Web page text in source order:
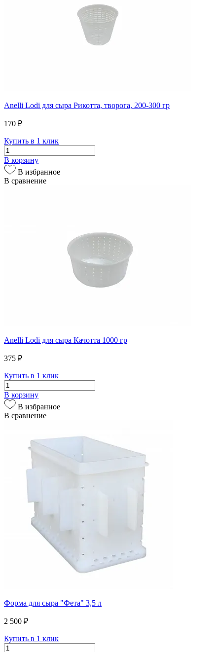
Anelli Lodi для сыра Рикотта, творога, 200-300 гр
170 ₽
Купить в 1 клик
В корзину
В избранное
В сравнение
Anelli Lodi для сыра Качотта 1000 гр
375 ₽
Купить в 1 клик
В корзину
В избранное
В сравнение
Форма для сыра "Фета" 3,5 л
2 500 ₽
Купить в 1 клик